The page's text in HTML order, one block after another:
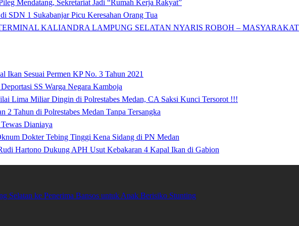
Mendatang, Sekretariat Jadi “Rumah Kerja Rakyat”
SDN 1 Sukabanjar Picu Keresahan Orang Tua
KALIANDRA LAMPUNG SELATAN NYARIS ROBOH –
Ikan Sesuai Permen KP No. 3 Tahun 2021
SS Warga Negara Kamboja
Lima Miliar Dingin di Polrestabes Medan, CA Saksi Kunci Tersorot !!!
Tahun di Polrestabes Medan Tanpa Tersangka
Dianiaya
Dokter Tebing Tinggi Kena Sidang di PN Medan
Hartono Dukung APH Usut Kebakaran 4 Kapal Ikan di Gabion
Selatan ke Penerima Bansos untuk Anak Berisiko Stunting